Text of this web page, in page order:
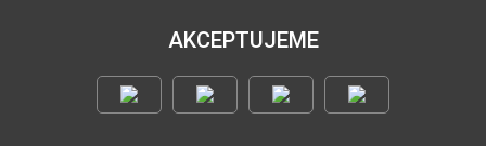
AKCEPTUJEME